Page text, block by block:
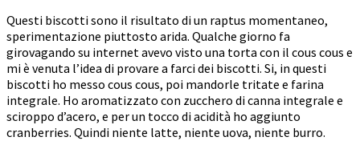
Questi biscotti sono il risultato di un raptus momentaneo,
sperimentazione piuttosto arida. Qualche giorno fa
girovagando su internet avevo visto una torta con il cous cous e
mi è venuta l’idea di provare a farci dei biscotti. Si, in questi
biscotti ho messo cous cous, poi mandorle tritate e farina
integrale. Ho aromatizzato con zucchero di canna integrale e
sciroppo d’acero, e per un tocco di acidità ho aggiunto
cranberries. Quindi niente latte, niente uova, niente burro.